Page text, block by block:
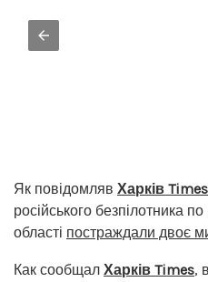
Як повідомляв Харків Times
російського безпілотника
області постраждали двоє
Как сообщал Харків Times,